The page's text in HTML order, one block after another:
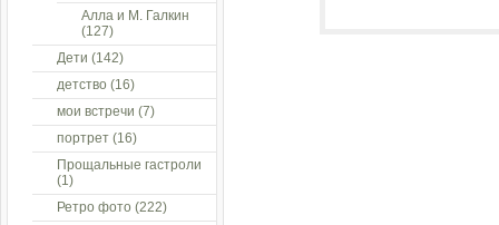
Алла и М. Галкин
(127)
Дети (142)
детство (16)
мои встречи (7)
портрет (16)
Прощальные гастроли
(1)
Ретро фото (222)